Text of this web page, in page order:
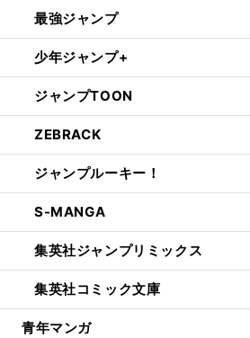
最強ジャンプ
少年ジャンプ+
ジャンプTOON
ZEBRACK
ジャンプルーキー！
S-MANGA
集英社ジャンプリミックス
集英社コミック文庫
青年マンガ